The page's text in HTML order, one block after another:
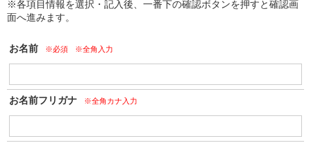
※各項目情報を選択・記入後、一番下の確認ボタンを押すと確認画
面へ進みます。
お名前 ※必須 ※全角入力
お名前フリガナ ※全角カナ入力